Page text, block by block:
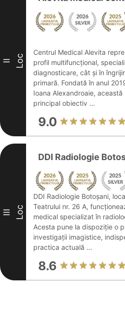
II Loc
Centrul Medical Alevita
profil multifuncțional,
diagnosticare, cât și în
primară. Fondată în anul
Ioana Alexandroaie,
principal obiectiv ...
9.0
III Loc
DDI Radiologie
DDI Radiologie Botoșani,
Teatrului nr. 26 A,
medical specializat în
Acesta pune la dispoziție o
investigații imagistice,
practica actuală ...
8.6